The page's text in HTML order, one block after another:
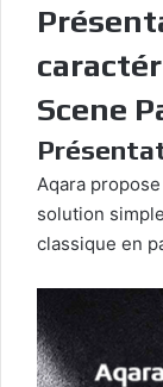
Scene
Aqara
solution
classique en